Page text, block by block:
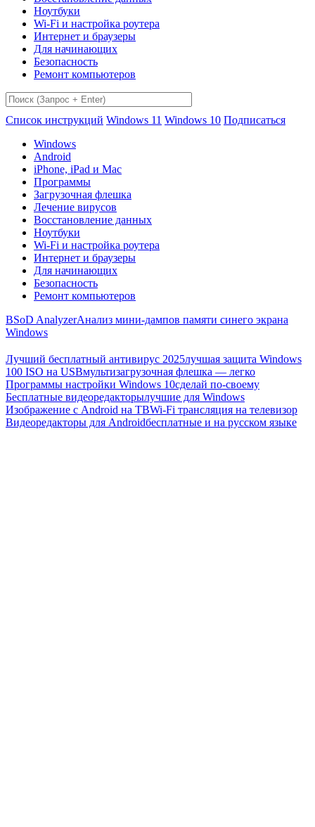
Ноутбуки
Wi-Fi и настройка роутера
Интернет и браузеры
Для начинающих
Безопасность
Ремонт компьютеров
Список инструкций Windows 11 Windows 10 Подписаться
Windows
Android
iPhone, iPad и Mac
Программы
Загрузочная флешка
Лечение вирусов
Восстановление данных
Ноутбуки
Wi-Fi и настройка роутера
Интернет и браузеры
Для начинающих
Безопасность
Ремонт компьютеров
BSoD AnalyzerАнализ мини-дампов памяти синего экрана
Windows
Лучший бесплатный антивирус 2025лучшая защита Windows
100 ISO на USBмультизагрузочная флешка — легко
Программы настройки Windows 10сделай по-своему
Бесплатные видеоредакторылучшие для Windows
Изображение с Android на ТВWi-Fi трансляция на телевизор
Видеоредакторы для Androidбесплатные и на русском языке